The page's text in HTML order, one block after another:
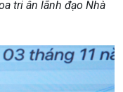
tri ân lãnh đạo Nhà